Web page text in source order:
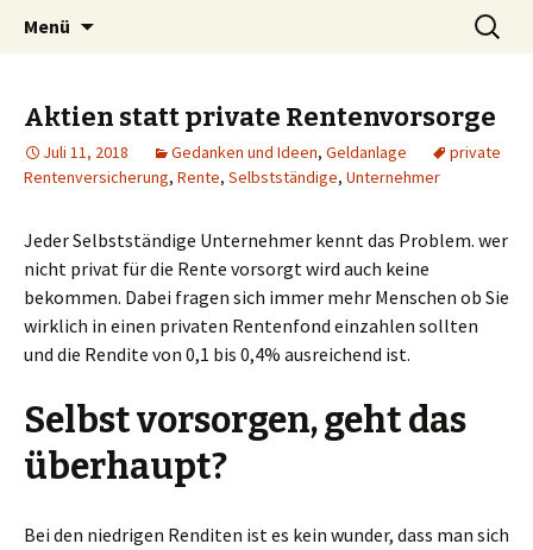
Technischer Börsenhandel
Silent Subliminals und Unterbewusstsein
Menü
Suchen
nach:
Aktien statt private Rentenvorsorge
Juli 11, 2018 Gedanken und Ideen, Geldanlage
private
Rentenversicherung, Rente, Selbstständige, Unternehmer
Jeder Selbstständige Unternehmer kennt das Problem. wer
nicht privat für die Rente vorsorgt wird auch keine
bekommen. Dabei fragen sich immer mehr Menschen ob Sie
wirklich in einen privaten Rentenfond einzahlen sollten
und die Rendite von 0,1 bis 0,4% ausreichend ist.
Selbst vorsorgen, geht das
überhaupt?
Bei den niedrigen Renditen ist es kein wunder, dass man sich